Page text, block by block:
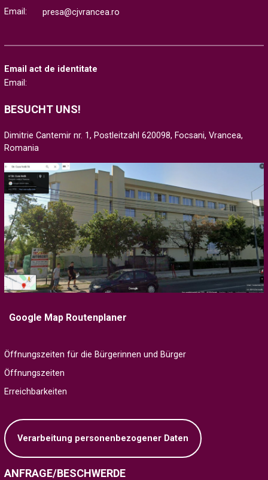
Email:
presa@cjvrancea.ro
Email act de identitate
Email:
BESUCHT UNS!
Dimitrie Cantemir nr. 1, Postleitzahl 620098, Focsani, Vrancea,
Romania
Google Map Routenplaner
Öffnungszeiten für die Bürgerinnen und Bürger
Öffnungszeiten
Erreichbarkeiten
Verarbeitung personenbezogener Daten
ANFRAGE/BESCHWERDE